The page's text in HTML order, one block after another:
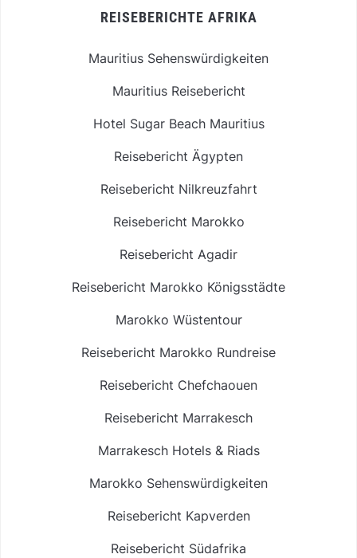
REISEBERICHTE AFRIKA
Mauritius Sehenswürdigkeiten
Mauritius Reisebericht
Hotel Sugar Beach Mauritius
Reisebericht Ägypten
Reisebericht Nilkreuzfahrt
Reisebericht Marokko
Reisebericht Agadir
Reisebericht Marokko Königsstädte
Marokko Wüstentour
Reisebericht Marokko Rundreise
Reisebericht Chefchaouen
Reisebericht Marrakesch
Marrakesch Hotels & Riads
Marokko Sehenswürdigkeiten
Reisebericht Kapverden
Reisebericht Südafrika